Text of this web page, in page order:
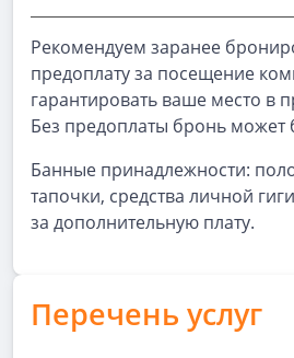
Рекомендуем заранее
предоплату за посещение
гарантировать ваше место в
Без предоплаты бронь может
Банные принадлежности:
тапочки, средства личной
за дополнительную плату.
Перечень услуг